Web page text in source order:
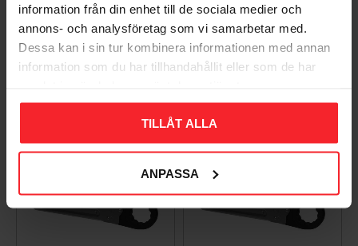
information från din enhet till de sociala medier och
annons- och analysföretag som vi samarbetar med.
Dessa kan i sin tur kombinera informationen med annan
information som du har tillhandahållit eller som de har
TILLÅT ALLA
ANPASSA
LK PE-X Universalrör X
Med Tomrör RiR Grå
1882335
Lägg till i favoriter
LK Kopplingsnyckel
24mm
1882342